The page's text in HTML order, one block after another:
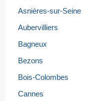
Asnières-sur-Seine
Aubervilliers
Bagneux
Bezons
Bois-Colombes
Cannes